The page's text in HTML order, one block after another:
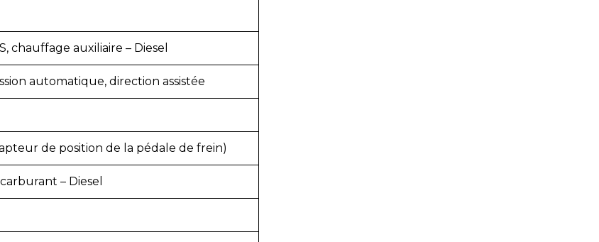
chauffage auxiliaire – Diesel
automatique, direction assistée
de position de la pédale de frein)
– Diesel